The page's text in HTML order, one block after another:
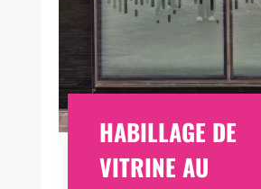
HABILLAGE DE
VITRINE AU